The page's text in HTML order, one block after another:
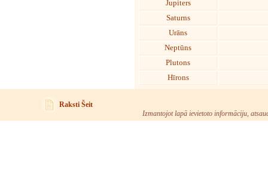
Jupiters
Saturns
Urāns
Neptūns
Plutons
Hīrons
Raksti Šeit
Izmantojot lapā ievietoto informāciju,